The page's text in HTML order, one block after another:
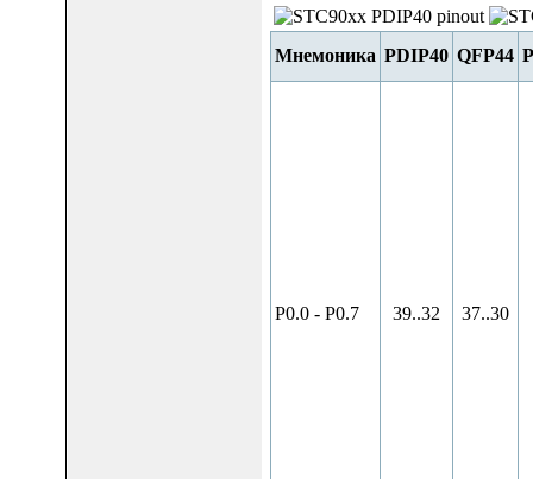
Мнемоника PDIP40 QFP44
P0.0 - P0.7 39..32 37..30